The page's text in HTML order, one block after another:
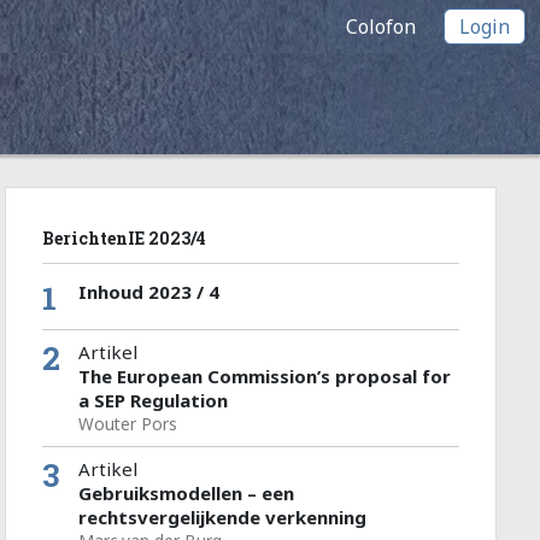
Colofon Login
BerichtenIE 2023/4
1 Inhoud 2023 / 4
2
Artikel
The European Commission’s proposal for
a SEP Regulation
Wouter Pors
3
Artikel
Gebruiksmodellen – een
rechtsvergelijkende verkenning